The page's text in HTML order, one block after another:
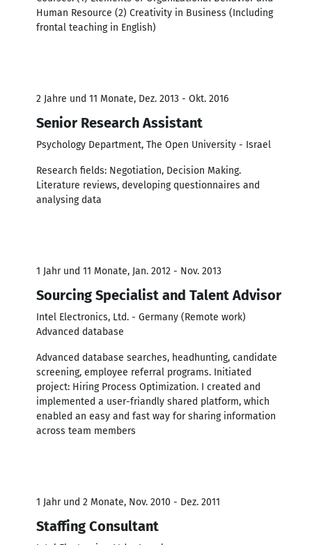
Human Resource (2) Creativity in Business (Including
frontal teaching in English)
2 Jahre und 11 Monate, Dez. 2013 - Okt. 2016
Senior Research Assistant
Psychology Department, The Open University - Israel
Research fields: Negotiation, Decision Making.
Literature reviews, developing questionnaires and
analysing data
1 Jahr und 11 Monate, Jan. 2012 - Nov. 2013
Sourcing Specialist and Talent Advisor
Intel Electronics, Ltd. - Germany (Remote work)
Advanced database
Advanced database searches, headhunting, candidate
screening, employee referral programs. Initiated
project: Hiring Process Optimization. I created and
implemented a user-friandly shared platform, which
enabled an easy and fast way for sharing information
across team members
1 Jahr und 2 Monate, Nov. 2010 - Dez. 2011
Staffing Consultant